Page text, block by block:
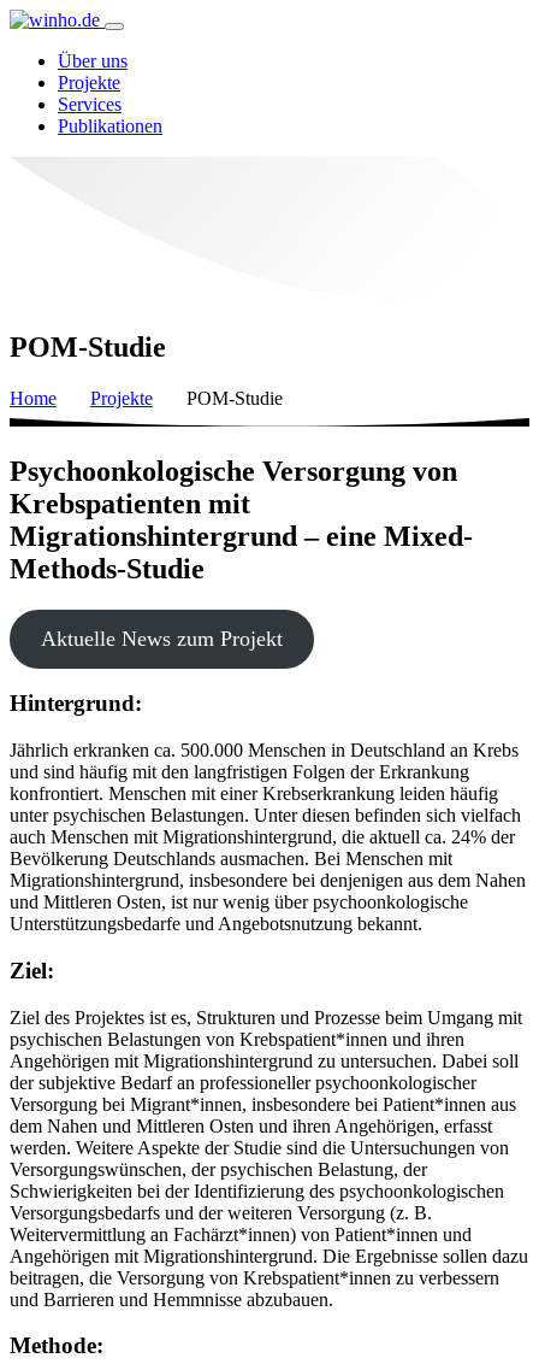
Über uns
Projekte
Services
Publikationen
POM-Studie
Home Projekte POM-Studie
Psychoonkologische Versorgung von
Krebspatienten mit
Migrationshintergrund – eine Mixed-
Methods-Studie
Aktuelle News zum Projekt
Hintergrund:
Jährlich erkranken ca. 500.000 Menschen in Deutschland an Krebs
und sind häufig mit den langfristigen Folgen der Erkrankung
konfrontiert. Menschen mit einer Krebserkrankung leiden häufig
unter psychischen Belastungen. Unter diesen befinden sich vielfach
auch Menschen mit Migrationshintergrund, die aktuell ca. 24% der
Bevölkerung Deutschlands ausmachen. Bei Menschen mit
Migrationshintergrund, insbesondere bei denjenigen aus dem Nahen
und Mittleren Osten, ist nur wenig über psychoonkologische
Unterstützungsbedarfe und Angebotsnutzung bekannt.
Ziel:
Ziel des Projektes ist es, Strukturen und Prozesse beim Umgang mit
psychischen Belastungen von Krebspatient*innen und ihren
Angehörigen mit Migrationshintergrund zu untersuchen. Dabei soll
der subjektive Bedarf an professioneller psychoonkologischer
Versorgung bei Migrant*innen, insbesondere bei Patient*innen aus
dem Nahen und Mittleren Osten und ihren Angehörigen, erfasst
werden. Weitere Aspekte der Studie sind die Untersuchungen von
Versorgungswünschen, der psychischen Belastung, der
Schwierigkeiten bei der Identifizierung des psychoonkologischen
Versorgungsbedarfs und der weiteren Versorgung (z. B.
Weitervermittlung an Fachärzt*innen) von Patient*innen und
Angehörigen mit Migrationshintergrund. Die Ergebnisse sollen dazu
beitragen, die Versorgung von Krebspatient*innen zu verbessern
und Barrieren und Hemmnisse abzubauen.
Methode: